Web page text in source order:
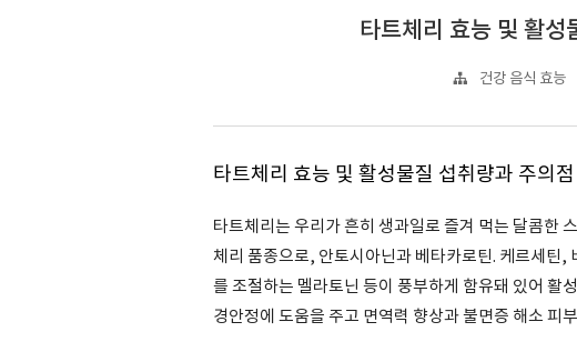
타트체리 효능 및 활성
건강 음식 효능
타트체리 효능 및 활성물질 섭취량과 주의점
타트체리는 우리가 흔히 생과일로 즐겨 먹는 달콤한
체리 품종으로, 안토시아닌과 베타카로틴. 케르세틴,
를 조절하는 멜라토닌 등이 풍부하게 함유돼 있어 활
경안정에 도움을 주고 면역력 향상과 불면증 해소 피